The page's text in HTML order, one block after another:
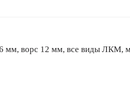
6 мм, ворс 12 мм, все виды ЛКМ,